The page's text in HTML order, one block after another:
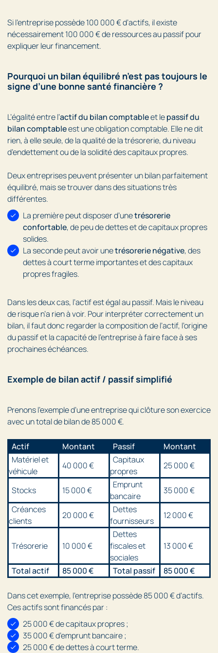
Si l’entreprise possède 100 000 € d’actifs, il existe
nécessairement 100 000 € de ressources au passif pour
expliquer leur financement.
Pourquoi un bilan équilibré n’est pas toujours le
signe d’une bonne santé financière ?
L’égalité entre l’actif du bilan comptableet lepassif du
bilan comptableest une obligation comptable. Elle ne dit
rien, à elle seule, de la qualité de la trésorerie, du niveau
d’endettement ou de la solidité des capitaux propres.
Deux entreprises peuvent présenter un bilan parfaitement
équilibré, mais se trouver dans des situations très
différentes.
La première peut disposer d’unetrésorerie
confortable, de peu de dettes et de capitaux propres
solides.
La seconde peut avoir unetrésorerie négative, des
dettes à court terme importantes et des capitaux
propres fragiles.
Dans les deux cas, l’actif est égal au passif. Mais le niveau
de risque n’a rien à voir. Pour interpréter correctement un
bilan, il faut donc regarder la composition de l’actif, l’origine
du passif et la capacité de l’entreprise à faire face à ses
prochaines échéances.
Exemple de bilan actif / passif simplifié
Prenons l’exemple d’une entreprise qui clôture son exercice
avec un total de bilan de 85 000 €.
Actif Montant Passif
Montant
Matériel et
véhicule
40 000 €
Capitaux
propres
25 000 €
Stocks 15 000 €
Emprunt
bancaire
35 000 €
Créances
clients
20 000 €
Dettes
fournisseurs
12 000 €
Trésorerie 10 000 €
Dettes
fiscales et
sociales
13 000 €
Total actif 85 000 € Total passif 85 000 €
Dans cet exemple, l’entreprise possède 85 000 € d’actifs.
Ces actifs sont financés par :
25 000 € de capitaux propres ;
35 000 € d’emprunt bancaire ;
25 000 € de dettes à court terme.